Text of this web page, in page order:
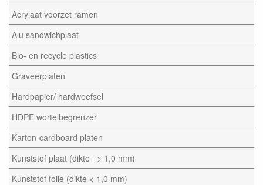
Acrylaat voorzet ramen
Alu sandwichplaat
Bio- en recycle plastics
Graveerplaten
Hardpapier/ hardweefsel
HDPE wortelbegrenzer
Karton-cardboard platen
Kunststof plaat (dikte => 1,0 mm)
Kunststof folie (dikte < 1,0 mm)